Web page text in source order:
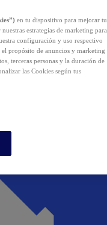
en tu dispositivo para mejorar tu
estrategias de marketing para
configuración y uso respectivo
el propósito de anuncios y marketing
terceras personas y la duración de
las Cookies según tus